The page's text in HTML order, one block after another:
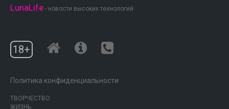
LunaLife - новости высоких технологий
18+
Политика конфиденциальности
ТВОРЧЕСТВО
ЖИЗНЬ